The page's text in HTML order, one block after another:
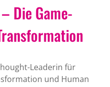
Die Game-
Leaderin für
und Human